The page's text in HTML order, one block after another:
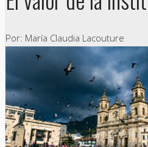
Por: María Claudia Lacouture